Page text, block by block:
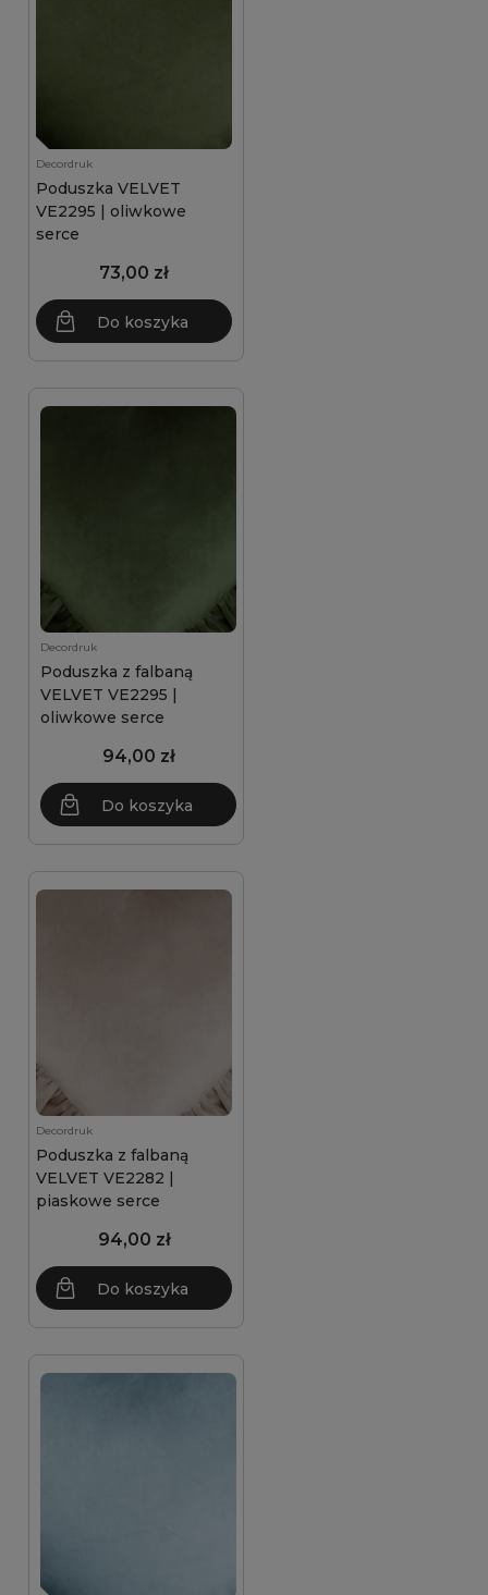
Decordruk
Poduszka VELVET
VE2295 | oliwkowe
serce
73,00 zł
Do koszyka
Decordruk
Poduszka z falbaną
VELVET VE2295 |
oliwkowe serce
94,00 zł
Do koszyka
Decordruk
Poduszka z falbaną
VELVET VE2282 |
piaskowe serce
94,00 zł
Do koszyka